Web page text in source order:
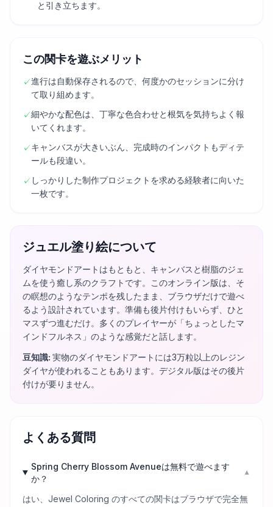
と引き立ちます。
この関卡を遊ぶメリット
✓進行は自動保存されるので、何度かのセッションに分け
て取り組めます。
✓細やかな配色は、丁寧な色合わせと根気を気持ちよく報
いてくれます。
✓キャンバスが大きいぶん、完成時のインパクトもディテ
ールも段違い。
✓ しっかりした制作プロジェクトを求める経験者に向いた
一枚です。
ジュエル塗り絵について
ダイヤモンドアートはもともと、キャンバスと樹脂のジェ
ムを使う癒し系のクラフトです。このオンライン版は、そ
の瞑想のようなテンポを残したまま、ブラウザだけで遊べ
るよう設計されています。準備も後片付けもいらず、ひと
マスずつ進むだけ。多くのプレイヤーが「ちょっとしたマ
インドフルネス」のような感覚だと話します。
豆知識: 実物のダイヤモンドアートには3万粒以上のレジン
ダイヤが使われることもあります。デジタル版はその後片
付けが要りません。
よくある質問
Spring Cherry Blossom Avenueは無料で遊べます
か？
▼
はい、Jewel Coloring のすべての関卡はブラウザで完全無